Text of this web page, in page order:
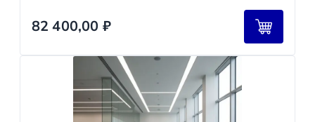
82 400,00 ₽